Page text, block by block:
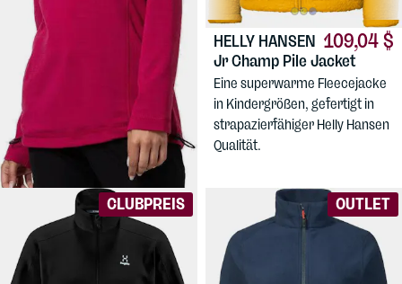
87,13 $
SUPERNATURAL
Women's Alpine Hooded
Ein vielseitiger Kapuzenpullover
für Damen aus 30 %
Merinowolle.
109,04 $
HELLY HANSEN
Jr Champ Pile Jacket
Eine superwarme Fleecejacke
in Kindergrößen, gefertigt in
strapazierfähiger Helly Hansen
Qualität.
CLUBPREIS OUTLET